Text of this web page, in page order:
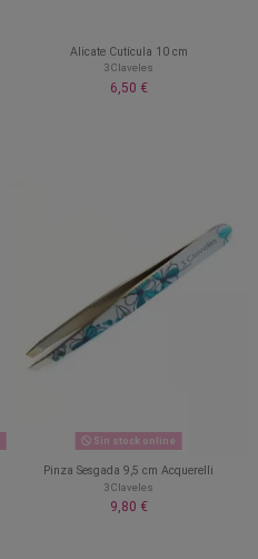
Alicate Cutícula 10 cm
3 Claveles
6,50 €
Sin stock online
Pinza Sesgada 9,5 cm Acquerelli
3 Claveles
9,80 €